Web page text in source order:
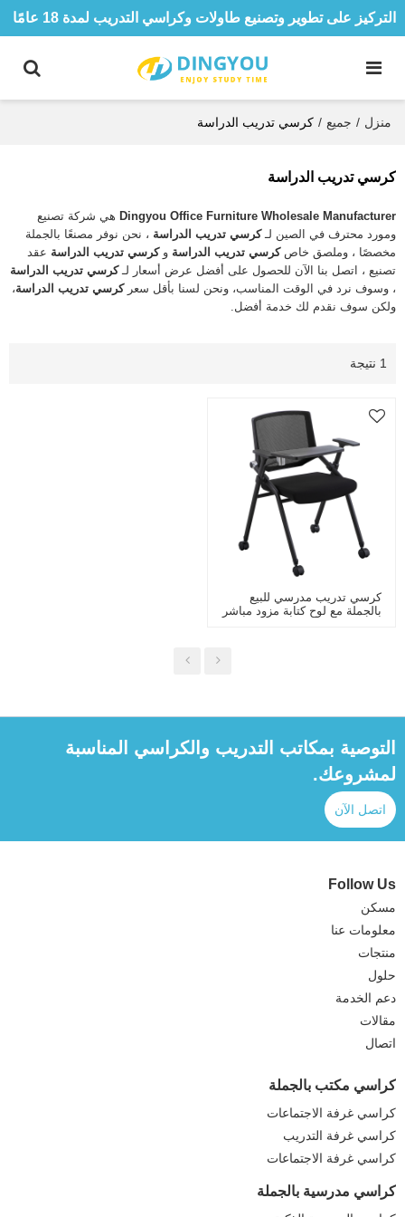
التركيز على تطوير وتصنيع طاولات وكراسي التدريب لمدة 18 عامًا
منزل / جميع / كرسي تدريب الدراسة
كرسي تدريب الدراسة
Dingyou Office Furniture Wholesale Manufacturer هي شركة تصنيع
ومورد محترف في الصين لـكرسي تدريب الدراسة ، نحن نوفر مصنعًا بالجملة
مخصصًا ، وملصق خاصكرسي تدريب الدراسة وكرسي تدريب الدراسة عقد
تصنيع ، اتصل بنا الآن للحصول على أفضل عرض أسعار لـكرسي تدريب الدراسة
، وسوف نرد في الوقت المناسب، ونحن لسنا بأقل سعركرسي تدريب الدراسة،
ولكن سوف نقدم لك خدمة أفضل.
1 نتيجة
كرسي تدريب مدرسي للبيع
بالجملة مع لوح كتابة مزود مباشر
التوصية بمكاتب التدريب والكراسي المناسبة
لمشروعك.
اتصل الآن
Follow Us
مسكن
معلومات عنا
منتجات
حلول
دعم الخدمة
مقالات
اتصال
كراسي مكتب بالجملة
كراسي غرفة الاجتماعات
كراسي غرفة التدريب
كراسي غرفة الاجتماعات
كراسي مدرسية بالجملة